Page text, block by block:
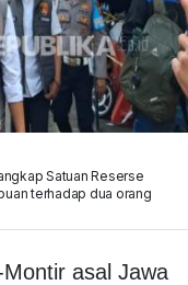
Satuan Reserse
terhadap dua orang
asal Jawa